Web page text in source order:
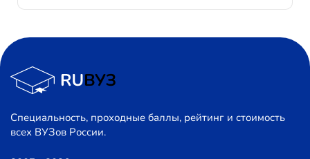
Специальность, проходные баллы, рейтинг и стоимость
всех ВУЗов России.